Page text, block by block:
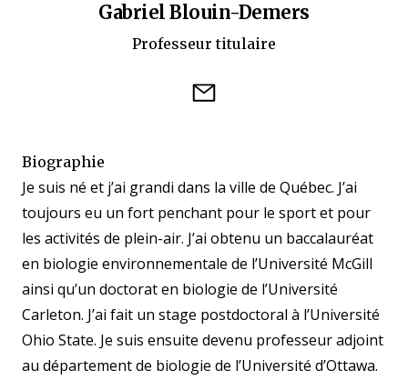
Gabriel Blouin-Demers
Professeur titulaire
email
Biographie
Je suis né et j’ai grandi dans la ville de Québec. J’ai
toujours eu un fort penchant pour le sport et pour
les activités de plein-air. J’ai obtenu un baccalauréat
en biologie environnementale de l’Université McGill
ainsi qu’un doctorat en biologie de l’Université
Carleton. J’ai fait un stage postdoctoral à l’Université
Ohio State. Je suis ensuite devenu professeur adjoint
au département de biologie de l’Université d’Ottawa.